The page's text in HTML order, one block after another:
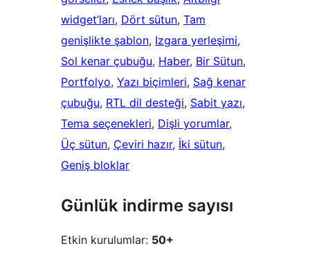
widget’ları, Dört sütun, Tam
genişlikte şablon, Izgara yerleşimi
Sol kenar çubuğu, Haber, Bir Sütun
Portfolyo, Yazı biçimleri, Sağ kenar
çubuğu, RTL dil desteği, Sabit yazı
Tema seçenekleri, Dişli yorumlar
Üç sütun, Çeviri hazır, İki sütun
Geniş bloklar
Günlük indirme sayısı
Etkin kurulumlar: 50+